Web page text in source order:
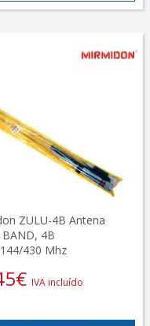
ZULU-4B Antena
4B
430 Mhz
€ IVA incluído